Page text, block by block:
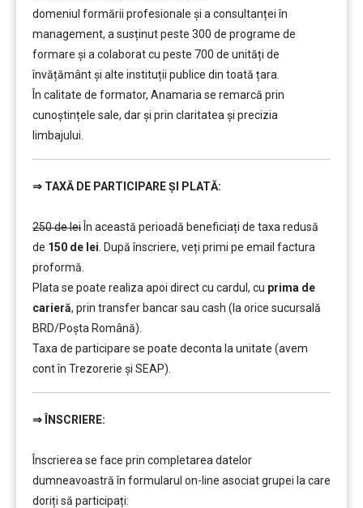
domeniul formării profesionale și a consultanței în
management, a susținut peste 300 de programe de
formare și a colaborat cu peste 700 de unități de
învățământ şi alte instituții publice din toată țara.
În calitate de formator, Anamaria se remarcă prin
cunoștințele sale, dar și prin claritatea și precizia
limbajului.
⇒ TAXĂ DE PARTICIPARE ȘI PLATĂ:
250 de lei În această perioadă beneficiați de taxa redusă
de 150 de lei . După înscriere, veți primi pe email factura
proformă.
Plata se poate realiza apoi direct cu cardul, cu prima de
carieră, prin transfer bancar sau cash (la orice sucursală
BRD/Poșta Română).
Taxa de participare se poate deconta la unitate (avem
cont în Trezorerie și SEAP).
⇒ ÎNSCRIERE:
Înscrierea se face prin completarea datelor
dumneavoastră în formularul on-line asociat grupei la care
doriți să participați: